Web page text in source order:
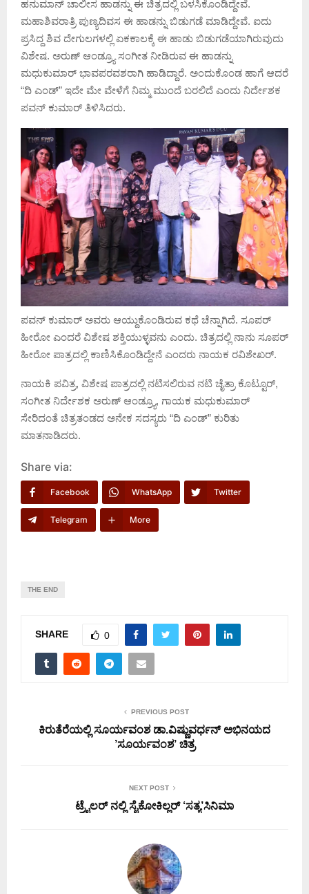
ಹನುಮಾನ್ ಚಾಲೀಸ ಹಾಡನ್ನು ಈ ಚಿತ್ರದಲ್ಲಿ ಬಳಸಿಕೊಂಡಿದ್ದೇವೆ.
ಮಹಾಶಿವರಾತ್ರಿ ಪುಣ್ಯದಿವಸ ಈ ಹಾಡನ್ನು ಬಿಡುಗಡೆ ಮಾಡಿದ್ದೇವೆ. ಐದು
ಪ್ರಸಿದ್ದ ಶಿವ ದೇಗುಲಗಳಲ್ಲಿ ಏಕಕಾಲಕ್ಕೆ ಈ ಹಾಡು ಬಿಡುಗಡೆಯಾಗಿರುವುದು
ವಿಶೇಷ. ಅರುಣ್ ಆಂಡ್ರ್ಯೂ ಸಂಗೀತ ನೀಡಿರುವ ಈ ಹಾಡನ್ನು
ಮಧುಕುಮಾರ್ ಭಾವಪರವಶರಾಗಿ ಹಾಡಿದ್ದಾರೆ. ಅಂದುಕೊಂಡ ಹಾಗೆ ಆದರೆ
“ದಿ ಎಂಡ್” ಇದೇ ಮೇ ವೇಳೆಗೆ ನಿಮ್ಮ ಮುಂದೆ ಬರಲಿದೆ ಎಂದು ನಿರ್ದೇಶಕ
ಪವನ್ ಕುಮಾರ್ ತಿಳಿಸಿದರು.
ಪವನ್ ಕುಮಾರ್ ಅವರು ಆಯ್ದುಕೊಂಡಿರುವ ಕಥೆ ಚೆನ್ನಾಗಿದೆ. ಸೂಪರ್
ಹೀರೋ ಎಂದರೆ ವಿಶೇಷ ಶಕ್ತಿಯುಳ್ಳವನು ಎಂದು. ಚಿತ್ರದಲ್ಲಿ ನಾನು ಸೂಪರ್
ಹೀರೋ ಪಾತ್ರದಲ್ಲಿ ಕಾಣಿಸಿಕೊಂಡಿದ್ದೇನೆ ಎಂದರು ನಾಯಕ ರವಿಶೇಖರ್.
ನಾಯಕಿ ಪವಿತ್ರ, ವಿಶೇಷ ಪಾತ್ರದಲ್ಲಿ ನಟಿಸಲಿರುವ ನಟಿ ಚೈತ್ರಾ ಕೊಟ್ಟೂರ್,
ಸಂಗೀತ ನಿರ್ದೇಶಕ ಅರುಣ್ ಆಂಡ್ರ್ಯೂ, ಗಾಯಕ ಮಧುಕುಮಾರ್
ಸೇರಿದಂತೆ ಚಿತ್ರತಂಡದ ಅನೇಕ ಸದಸ್ಯರು “ದಿ ಎಂಡ್” ಕುರಿತು
ಮಾತನಾಡಿದರು.
Share via:
Facebook WhatsApp Twitter
Telegram More
THE END
SHARE 0
PREVIOUS POST
ಕಿರುತೆರೆಯಲ್ಲಿ ಸೂರ್ಯವಂಶ ಡಾ.ವಿಷ್ಣುವರ್ಧನ್ ಅಭಿನಯದ
’ಸೂರ್ಯವಂಶ’ ಚಿತ್ರ
NEXT POST
ಟ್ರೈಲರ್ ನಲ್ಲಿ ಸೈಕೋಕಿಲ್ಲರ್ ‘ಸತ್ಯ’ಸಿನಿಮಾ